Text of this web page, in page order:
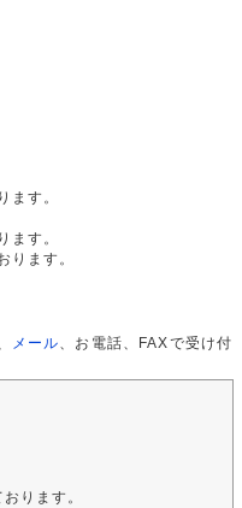
ます。
ます。
ります。
メール 、お電話、FAXで受け付
ります。